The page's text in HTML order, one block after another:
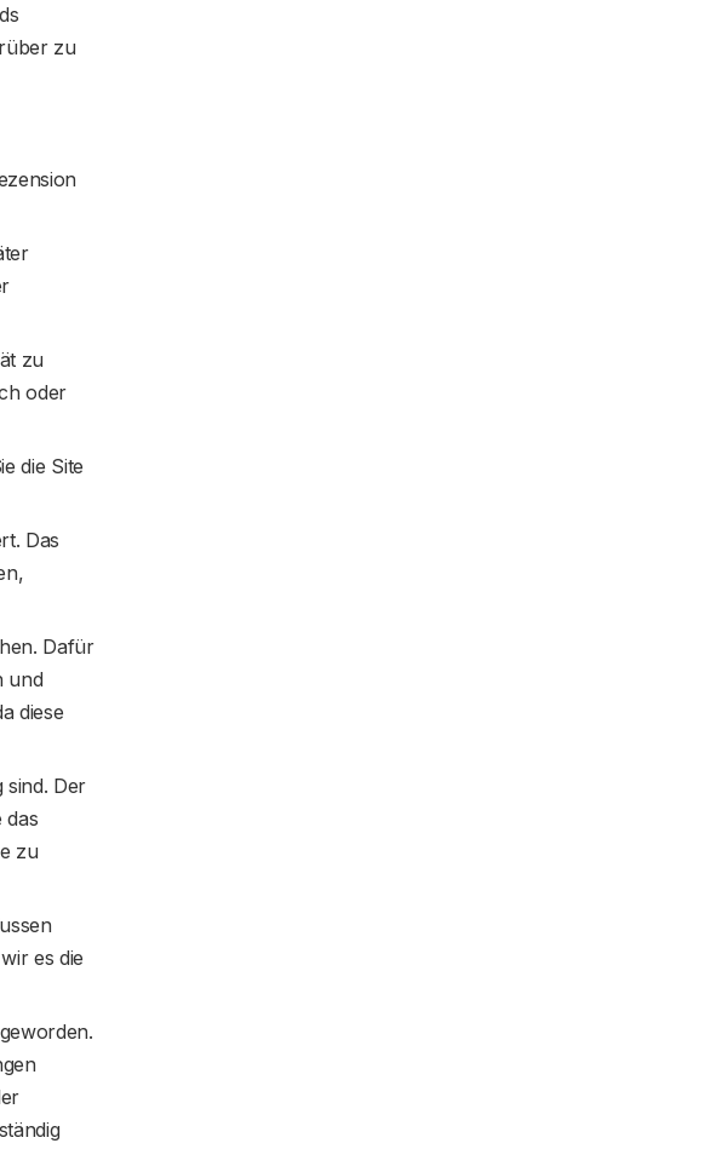
zu
zu
oder
die Site
Das
Dafür
und
diese
sind. Der
das
zu
es die